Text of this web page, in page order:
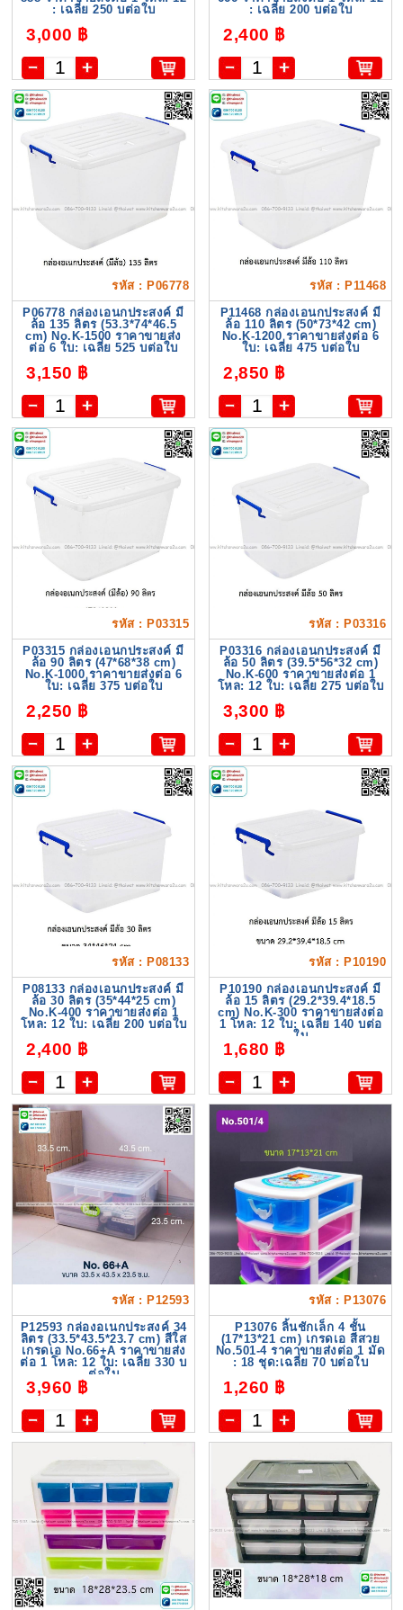
: เฉลี่ย 250 บต่อใบ
3,000 ฿
: เฉลี่ย 200 บต่อใบ
2,400 ฿
รหัส : P06778
P06778 กล่องเอนกประสงค์ มี
ล้อ 135 ลิตร (53.3*74*46.5
cm) No.K-1500 ราคาขายส่ง
ต่อ 6 ใบ: เฉลี่ย 525 บต่อใบ
3,150 ฿
รหัส : P11468
P11468 กล่องเอนกประสงค์ มี
ล้อ 110 ลิตร (50*73*42 cm)
No.K-1200 ราคาขายส่งต่อ 6
ใบ: เฉลี่ย 475 บต่อใบ
2,850 ฿
รหัส : P03315
P03315 กล่องเอนกประสงค์ มี
ล้อ 90 ลิตร (47*68*38 cm)
No.K-1000 ราคาขายส่งต่อ 6
ใบ: เฉลี่ย 375 บต่อใบ
2,250 ฿
รหัส : P03316
P03316 กล่องเอนกประสงค์ มี
ล้อ 50 ลิตร (39.5*56*32 cm)
No.K-600 ราคาขายส่งต่อ 1
โหล: 12 ใบ: เฉลี่ย 275 บต่อใบ
3,300 ฿
รหัส : P08133
P08133 กล่องเอนกประสงค์ มี
ล้อ 30 ลิตร (35*44*25 cm)
No.K-400 ราคาขายส่งต่อ 1
โหล: 12 ใบ: เฉลี่ย 200 บต่อใบ
2,400 ฿
รหัส : P10190
P10190 กล่องเอนกประสงค์ มี
ล้อ 15 ลิตร (29.2*39.4*18.5
cm) No.K-300 ราคาขายส่งต่อ
1 โหล: 12 ใบ: เฉลี่ย 140 บต่อ
ใบ
1,680 ฿
รหัส : P12593
P12593 กล่องอเนกประสงค์ 34
ลิตร (33.5*43.5*23.7 cm) สีใส
เกรดเอ No.66+A ราคาขายส่ง
ต่อ 1 โหล: 12 ใบ: เฉลี่ย 330 บ
ต่อใบ
3,960 ฿
รหัส : P13076
P13076 ลิ้นชักเล็ก 4 ชั้น
(17*13*21 cm) เกรดเอ สีสวย
No.501-4 ราคาขายส่งต่อ 1 มัด
: 18 ชุด:เฉลี่ย 70 บต่อใบ
1,260 ฿